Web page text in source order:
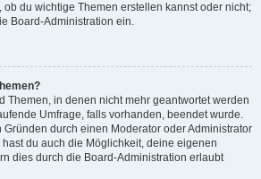
du wichtige Themen erstellen kannst oder nicht;
Board-Administration ein.
Themen, in denen nicht mehr geantwortet werden
Umfrage, falls vorhanden, beendet wurde.
durch einen Moderator oder Administrator
du auch die Möglichkeit, deine eigenen
dies durch die Board-Administration erlaubt